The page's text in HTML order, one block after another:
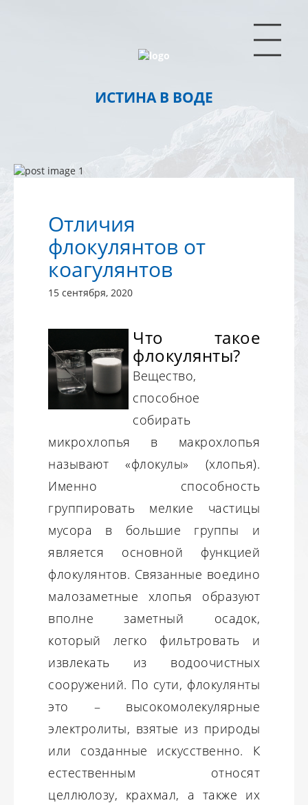
ИСТИНА В ВОДЕ
|||
Отличия
флокулянтов от
коагулянтов
15 сентября, 2020
Что такое
флокулянты?
Вещество,
способное
собирать
микрохлопья в макрохлопья
называют «флокулы» (хлопья).
Именно способность
группировать мелкие частицы
мусора в большие группы и
является основной функцией
флокулянтов. Связанные воедино
малозаметные хлопья образуют
вполне заметный осадок,
который легко фильтровать и
извлекать из водоочистных
сооружений. По сути, флокулянты
это – высокомолекулярные
электролиты, взятые из природы
или созданные искусственно. К
естественным относят
целлюлозу, крахмал, а также их